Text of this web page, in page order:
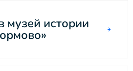
музей истории